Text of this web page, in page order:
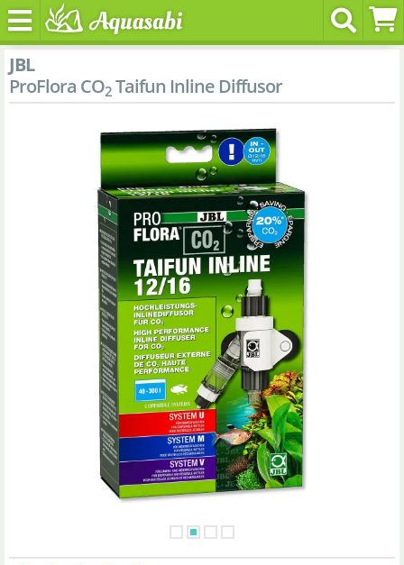
JBL
ProFlora CO2 Taifun Inline Diffusor